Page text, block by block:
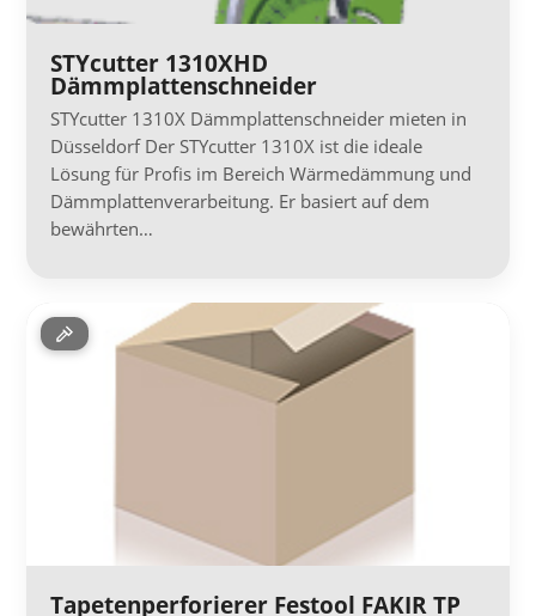
STYcutter 1310XHD
Dämmplattenschneider
STYcutter 1310X Dämmplattenschneider mieten in
Düsseldorf Der STYcutter 1310X ist die ideale
Lösung für Profis im Bereich Wärmedämmung und
Dämmplattenverarbeitung. Er basiert auf dem
bewährten…
Tapetenperforierer Festool FAKIR TP